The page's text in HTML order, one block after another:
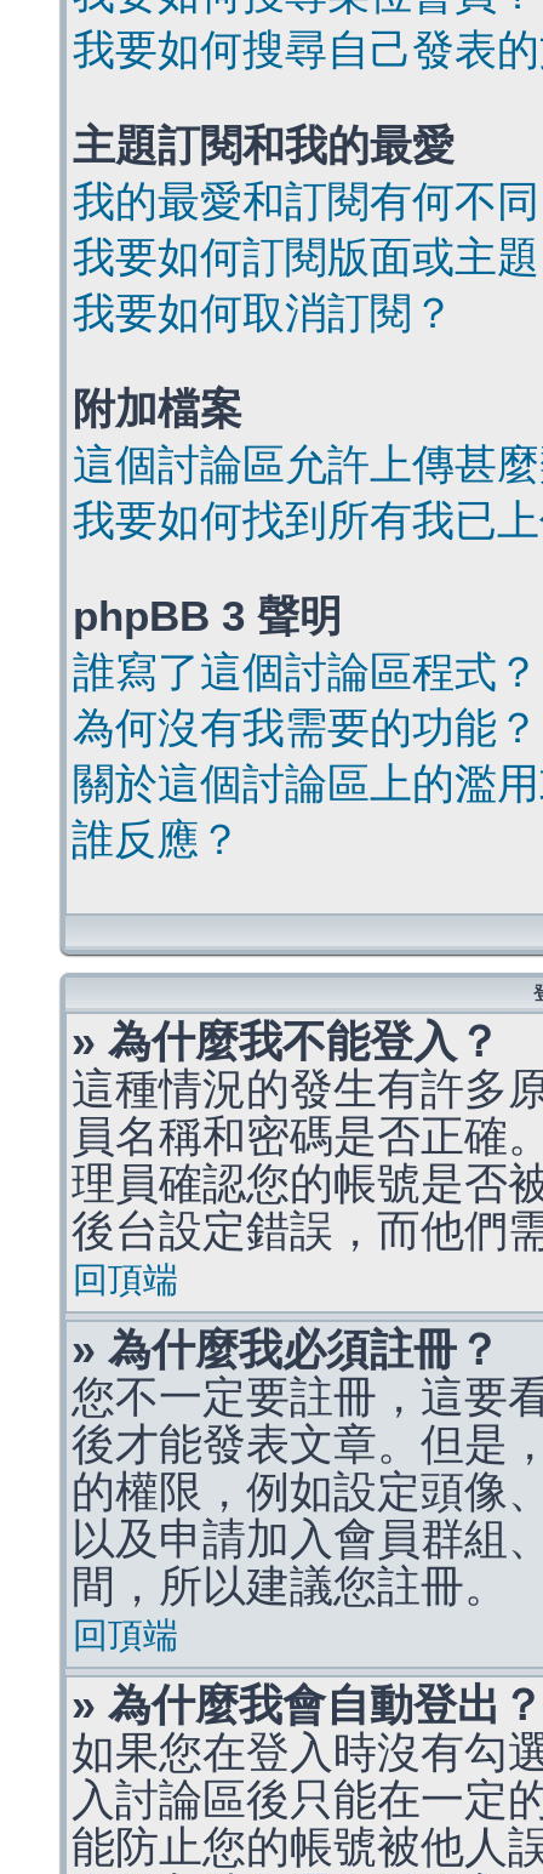
我要如何搜尋自己發表
主題訂閱和我的最愛
我的最愛和訂閱有何不
我要如何訂閱版面或主
我要如何取消訂閱？
附加檔案
這個討論區允許上傳甚
我要如何找到所有我已
phpBB 3 聲明
誰寫了這個討論區程式？
為何沒有我需要的功能？
關於這個討論區上的濫
誰反應？
» 為什麼我不能登入？
這種情況的發生有許多
員名稱和密碼是否正確
理員確認您的帳號是否
後台設定錯誤，而他們
回頂端
» 為什麼我必須註冊？
您不一定要註冊，這要
後才能發表文章。但是
的權限，例如設定頭像
以及申請加入會員群組
間，所以建議您註冊。
回頂端
» 為什麼我會自動登出？
如果您在登入時沒有勾
入討論區後只能在一定
能防止您的帳號被他人